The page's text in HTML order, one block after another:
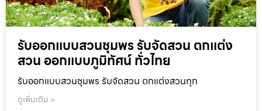
รับออกแบบสวนชุมพร รับจัดสวน ตกแต่ง
สวน ออกแบบภูมิทัศน์ ทั่วไทย
รับออกแบบสวนชุมพร รับจัดสวน ตกแต่งสวนทุก
ดูเพิ่มเติม »